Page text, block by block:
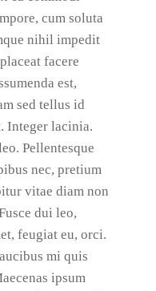
cum soluta
nihil impedit
facere
est,
sed tellus id
Integer lacinia.
Pellentesque
nec, pretium
vitae diam non
dui leo,
feugiat eu, orci.
mi quis
ipsum